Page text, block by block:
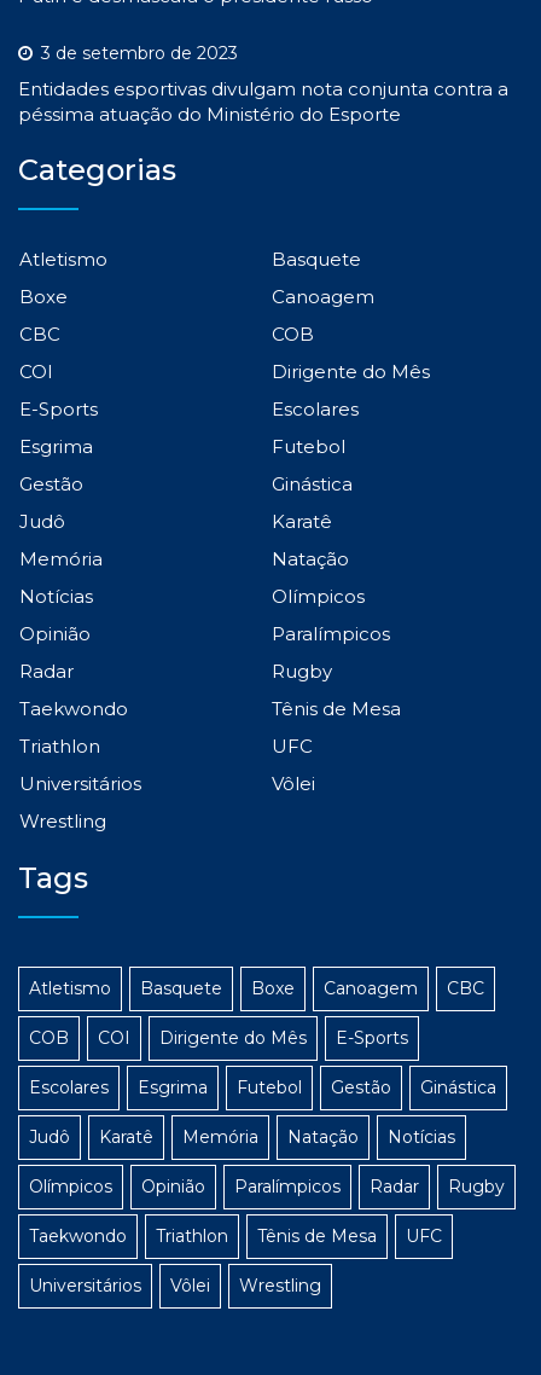
3 de setembro de 2023
Entidades esportivas divulgam nota conjunta contra a
péssima atuação do Ministério do Esporte
Categorias
Atletismo
Basquete
Boxe
Canoagem
CBC
COB
COI
Dirigente do Mês
E-Sports
Escolares
Esgrima
Futebol
Gestão
Ginástica
Judô
Karatê
Memória
Natação
Notícias
Olímpicos
Opinião
Paralímpicos
Radar
Rugby
Taekwondo
Tênis de Mesa
Triathlon
UFC
Universitários
Vôlei
Wrestling
Tags
Atletismo Basquete Boxe Canoagem CBC
COB COI Dirigente do Mês E-Sports
Escolares Esgrima Futebol Gestão Ginástica
Judô Karatê Memória Natação Notícias
Olímpicos Opinião Paralímpicos Radar Rugby
Taekwondo Triathlon Tênis de Mesa UFC
Universitários Vôlei Wrestling